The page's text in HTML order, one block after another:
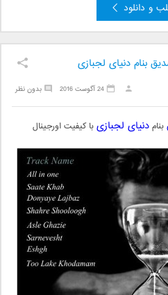
و دانلود
بنام دنیای لجبازی
بدون نظر 24 آگوست 2016
بنامدنیای لجبازیبا کیفیت اورجینال